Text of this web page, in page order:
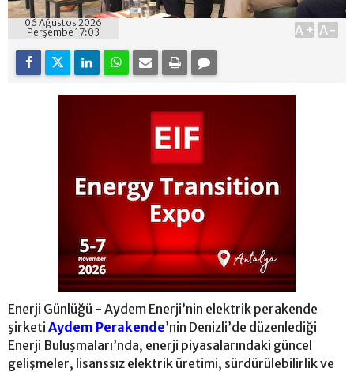
06 Ağustos 2026
Perşembe 17:03
A+ A-
Enerji Günlüğü - Aydem Enerji’nin elektrik perakende
şirketi Aydem Perakende’nin Denizli’de düzenlediği
Enerji Buluşmaları’nda, enerji piyasalarındaki güncel
gelişmeler, lisanssız elektrik üretimi, sürdürülebilirlik ve